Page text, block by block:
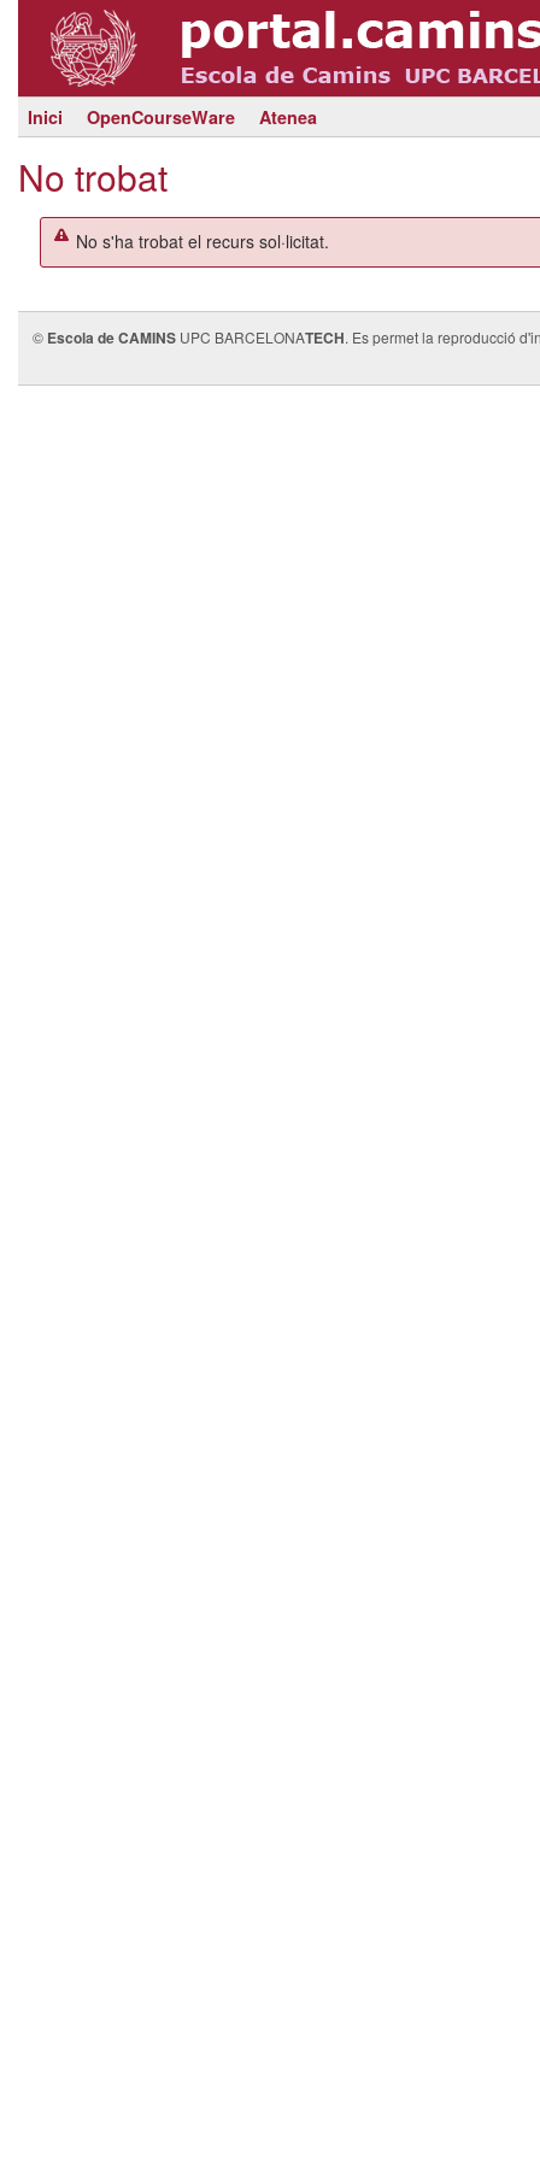
Inici OpenCourseWare Atenea
No trobat
No s'ha trobat el recurs sol·licitat.
© Escola de CAMINS UPC BARCELONATECH. Es permet la reproducció